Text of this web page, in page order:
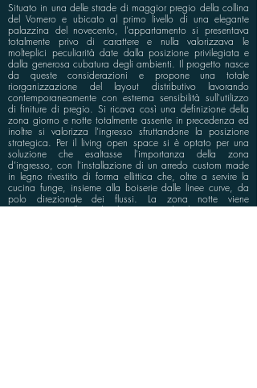
Situato in una delle strade di maggior pregio della collina
del Vomero e ubicato al primo livello di una elegante
palazzina del novecento, l'appartamento si presentava
totalmente privo di carattere e nulla valorizzava le
molteplici peculiarità date dalla posizione privilegiata e
dalla generosa cubatura degli ambienti. Il progetto nasce
da queste considerazioni e propone una totale
riorganizzazione del layout distributivo lavorando
contemporaneamente con estrema sensibilità sull'utilizzo
di finiture di pregio. Si ricava così una definizione della
zona giorno e notte totalmente assente in precedenza ed
inoltre si valorizza l’ingresso sfruttandone la posizione
strategica. Per il living open space si è optato per una
soluzione che esaltasse l'importanza della zona
d’ingresso, con l'installazione di un arredo custom made
in legno rivestito di forma ellittica che, oltre a servire la
cucina funge, insieme alla boiserie dalle linee curve, da
polo direzionale dei flussi. La zona notte viene
riprogettata collocando le camere da letto vicine e